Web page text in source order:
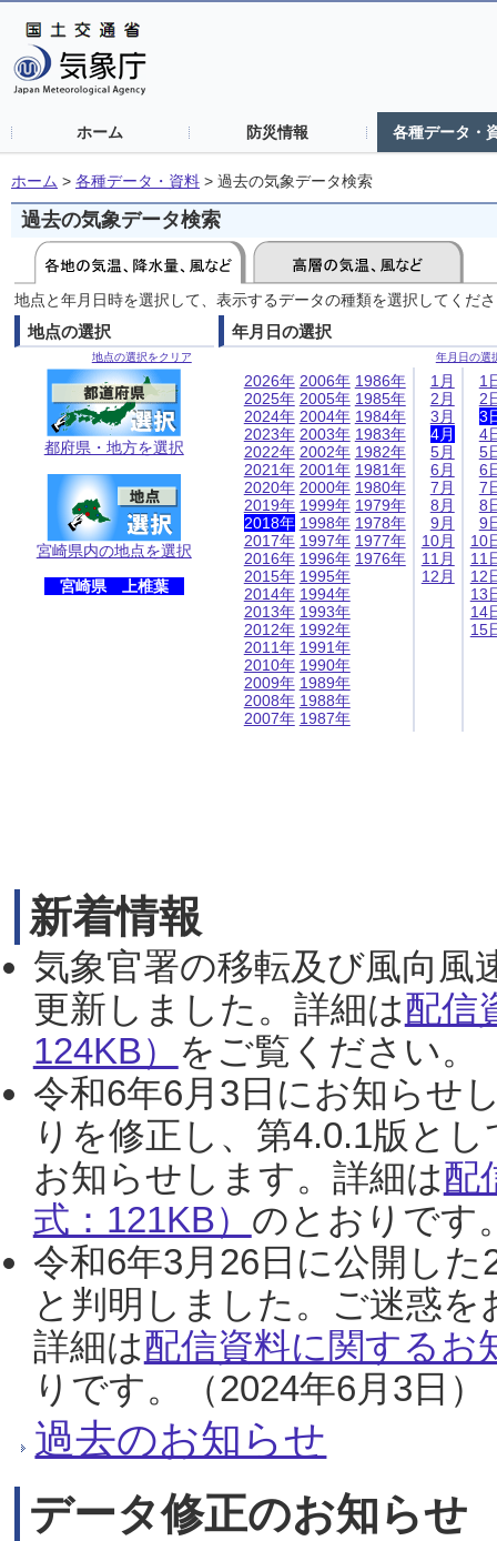
ホーム 防災情報 各種データ・
ホーム > 各種データ・資料 > 過去の気象データ検索
過去の気象データ検索
地点と年月日時を選択して、表示するデータの種類を選択してくだ
地点の選択
地点の選択をクリア
都府県・地方を選択
宮崎県内の地点を選択
宮崎県 上椎葉
年月日の選択
年月日の選
2026年
2025年
2024年
2023年
2022年
2021年
2020年
2019年
2018年
2017年
2016年
2015年
2014年
2013年
2012年
2011年
2010年
2009年
2008年
2007年
2006年
2005年
2004年
2003年
2002年
2001年
2000年
1999年
1998年
1997年
1996年
1995年
1994年
1993年
1992年
1991年
1990年
1989年
1988年
1987年
1986年
1985年
1984年
1983年
1982年
1981年
1980年
1979年
1978年
1977年
1976年
1月
2月
3月
4月
5月
6月
7月
8月
9月
10月
11月
12月
1
2
3
4
5
6
7
8
9
10
11
12
13
14
15
新着情報
気象官署の移転及び風向風
更新しました。詳細は配信
124KB） をご覧ください。
令和6年6月3日にお知らせ
りを修正し、第4.0.1版と
お知らせします。詳細は配
式：121KB） のとおりです
令和6年3月26日に公開し
と判明しました。ご迷惑
詳細は配信資料に関するお
りです。（2024年6月3日）
過去のお知らせ
データ修正のお知らせ